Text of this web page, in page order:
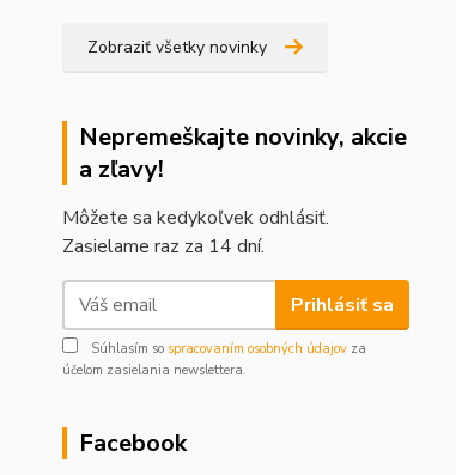
Zobraziť všetky novinky
Nepremeškajte novinky, akcie
a zľavy!
Môžete sa kedykoľvek odhlásiť.
Zasielame raz za 14 dní.
Prihlásiť sa
Súhlasím so spracovaním osobných údajov za
účelom zasielania newslettera.
Facebook